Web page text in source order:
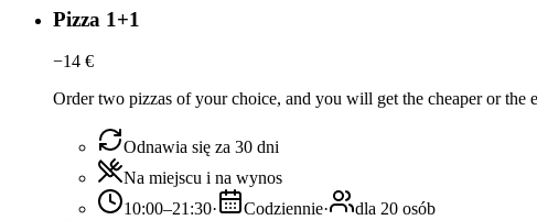
Pizza 1+1
−14 €
Order two pizzas of your choice, and you will get the cheaper or the
Odnawia się za 30 dni
Na miejscu i na wynos
10:00–21:30· Codziennie·
dla 20 osób